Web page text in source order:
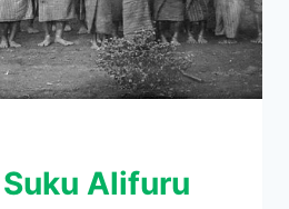
Alifuru